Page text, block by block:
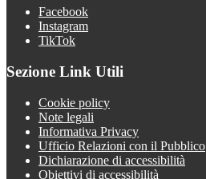
Facebook
Instagram
TikTok
Sezione Link Utili
Cookie policy
Note legali
Informativa Privacy
Ufficio Relazioni con il Pubblico
Dichiarazione di accessibilità
Obiettivi di accessibilità